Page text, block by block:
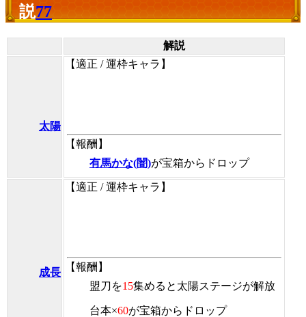
説77
解説
太陽
【適正 / 運枠キャラ】
【報酬】
有馬かな(闇)が宝箱からドロップ
成長
【適正 / 運枠キャラ】
【報酬】
盟刀 を15集めると太陽ステージが解放
台本×60が宝箱からドロップ